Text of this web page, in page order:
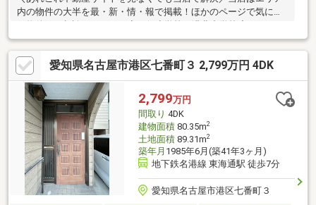
内の物件の大半を最・新・情・報で掲載！ほかのページで気にな
線「港北」駅から徒歩6分◆通勤・通学にも便利◆縁側付きで日
向ぼっこも楽しめます◆南向きのベランダで日当たり良好※写真
をクリックすると、詳細をご覧いただけます。＝＝＝＝＝＝＝＝
＝＝＝＝＝＝＝＝＝＝＝＝＝《失敗しない住宅ローン選び！》豊
富な銀行金利情報を持っていますので、お客様の安心ゆとりのあ
る資金計画をご提案できます。＝＝＝＝＝＝＝＝＝＝＝＝＝＝＝
＝＝＝＝＝＝
愛知県名古屋市港区七番町３ 2,799万円 4DK
2,799万円
間取り 4DK
建物面積80.35m2
土地面積89.31m2
築年月 1985年6月(築41年3ヶ月)
地下鉄名港線 東海通駅 徒歩7分
愛知県名古屋市港区七番町３